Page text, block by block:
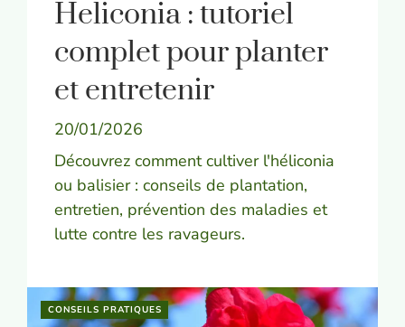
Heliconia : tutoriel
complet pour planter
et entretenir
20/01/2026
Découvrez comment cultiver l'héliconia
ou balisier : conseils de plantation,
entretien, prévention des maladies et
lutte contre les ravageurs.
CONSEILS PRATIQUES